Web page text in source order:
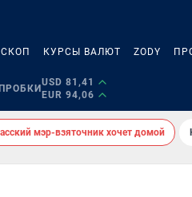
КУРСЫ ВАЛЮТ ZODY
USD 81,41
EUR 94,06
мэр-взяточник хочет домой